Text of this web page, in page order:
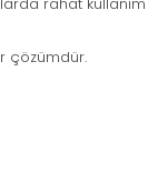
çözümdür.